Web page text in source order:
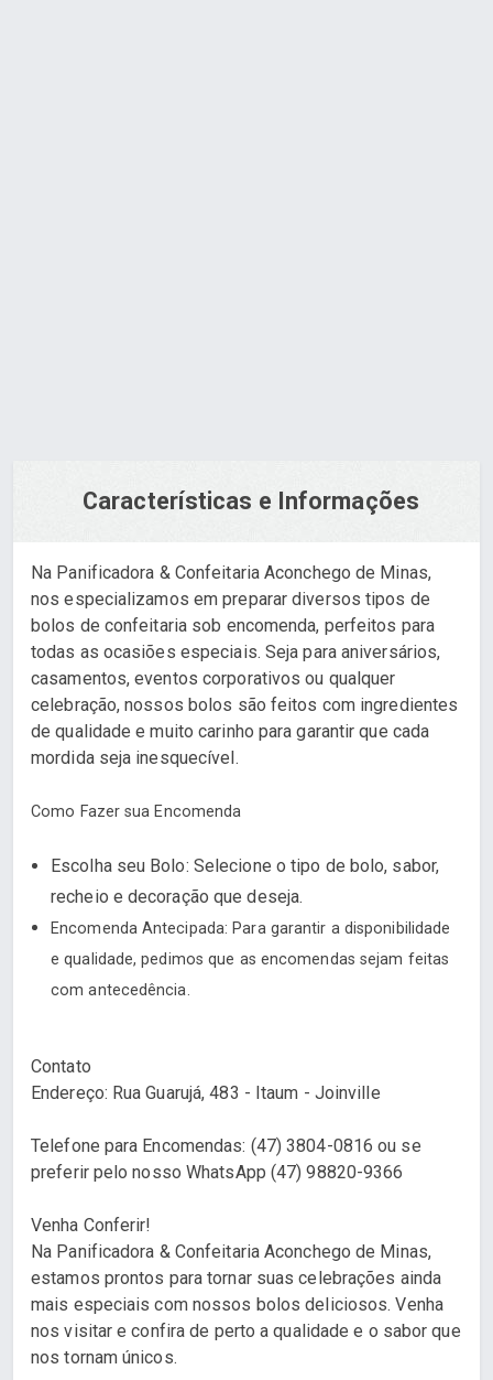
Características e Informações
Na Panificadora & Confeitaria Aconchego de Minas,
nos especializamos em preparar diversos tipos de
bolos de confeitaria sob encomenda, perfeitos para
todas as ocasiões especiais. Seja para aniversários,
casamentos, eventos corporativos ou qualquer
celebração, nossos bolos são feitos com ingredientes
de qualidade e muito carinho para garantir que cada
mordida seja inesquecível.
Como Fazer sua Encomenda
Escolha seu Bolo: Selecione o tipo de bolo, sabor,
recheio e decoração que deseja.
Encomenda Antecipada: Para garantir a disponibilidade
e qualidade, pedimos que as encomendas sejam feitas
com antecedência.
Contato
Endereço: Rua Guarujá, 483 - Itaum - Joinville
Telefone para Encomendas: (47) 3804-0816 ou se
preferir pelo nosso WhatsApp (47) 98820-9366
Venha Conferir!
Na Panificadora & Confeitaria Aconchego de Minas,
estamos prontos para tornar suas celebrações ainda
mais especiais com nossos bolos deliciosos. Venha
nos visitar e confira de perto a qualidade e o sabor que
nos tornam únicos.